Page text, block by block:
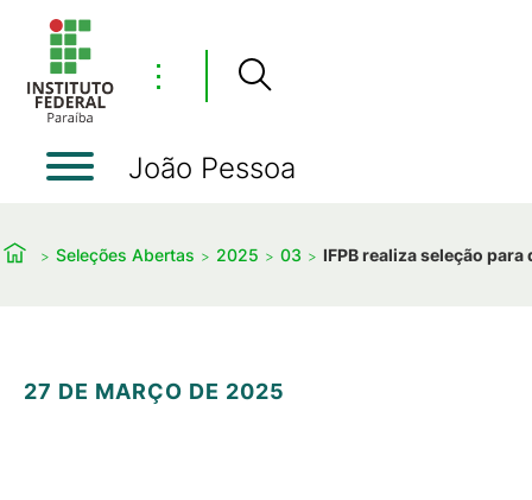
⋮
João Pessoa
Seleções Abertas 2025 03 IFPB realiza seleção
27 DE MARÇO DE 2025